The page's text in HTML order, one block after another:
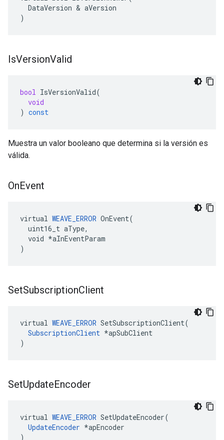
  DataVersion & aVersion
)
IsVersionValid
bool IsVersionValid(
void
) const
Muestra un valor booleano que determina si la versión es
válida.
OnEvent
virtual WEAVE_ERROR OnEvent(
  uint16_t aType,
  void *aInEventParam
)
SetSubscriptionClient
virtual WEAVE_ERROR SetSubscriptionClient(
SubscriptionClient *apSubClient
)
SetUpdateEncoder
virtual WEAVE_ERROR SetUpdateEncoder(
UpdateEncoder *apEncoder
)